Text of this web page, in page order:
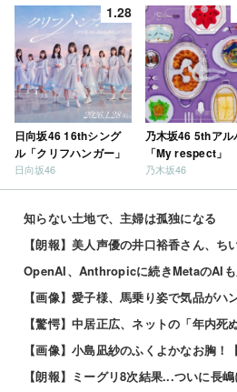
1.28
日向坂46 16thシング
ル「クリフハンガー」
日向坂46
乃木坂46 5thアル
「My respect」
乃木坂46
知らない土地で、主婦は孤独になる
【画像】愛子様、馬乗り姿で気品がハ
【画像】小島凪紗のふくよかなお胸
【朗報】ミーグリ8次結果...ついに長